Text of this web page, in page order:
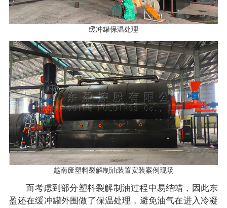
缓冲罐保温处理
越南废塑料裂解制油装置安装案例现场
而考虑到部分塑料裂解制油过程中易结蜡，因此东
盈还在缓冲罐外围做了保温处理，避免油气在进入冷凝